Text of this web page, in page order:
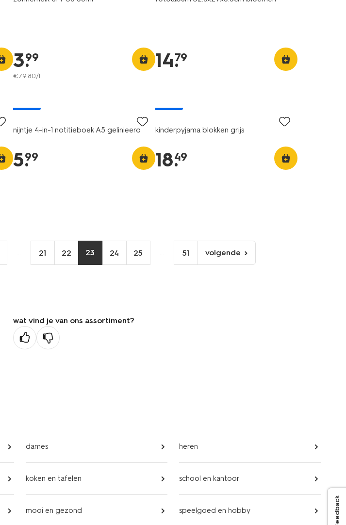
3.
99
€79.80/l
14.
79
nijntje 4-in-1 notitieboek A5 gelinieerd
5.
99
kinderpyjama blokken grijs
18.
49
... 21 22 23 24 25 ... 51
volgende
pagina
volgende
wat vind je van ons assortiment?
Feedback
dames heren
koken en tafelen school en kantoor
mooi en gezond speelgoed en hobby